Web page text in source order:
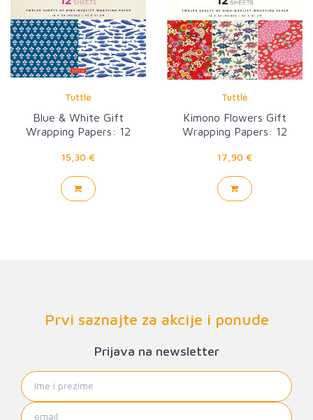
Tuttle
Blue & White Gift
Wrapping Papers: 12
15,30 €
Tuttle
Kimono Flowers Gift
Wrapping Papers: 12
17,90 €
Prvi saznajte za akcije i ponude
Prijava na newsletter